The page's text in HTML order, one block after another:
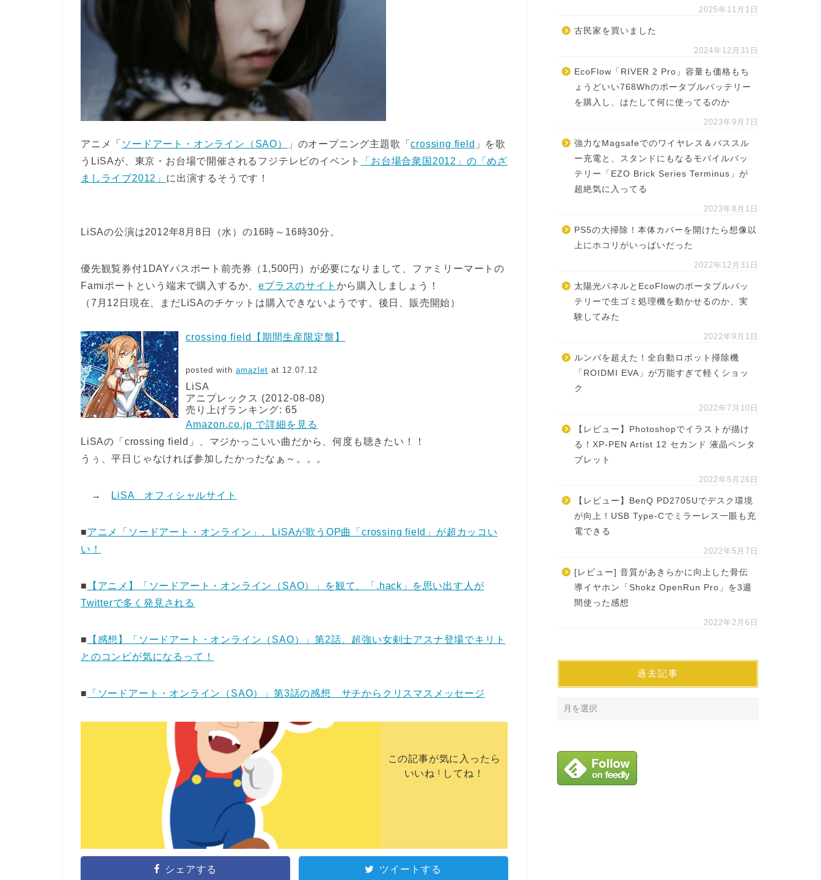
アニメ「 ソードアート・オンライン（SAO） 」のオープニング主題歌「crossing field 」を歌
うLiSAが、東京・お台場で開催されるフジテレビのイベント
「お台場合衆国2012」の「めざ
ましライブ2012」 に出演するそうです！
LiSAの公演は2012年8月8日（水）の16時～16時30分。
優先観覧券付1DAYパスポート前売券（1,500円）が必要になりまして、ファミリーマートの
Famiポートという端末で購入するか、eプラスのサイト から購入しましょう！
（7月12日現在、まだLiSAのチケットは購入できないようです。後日、販売開始）
crossing field【期間生産限定盤】
posted with amazlet at 12.07.12
LiSA
アニプレックス (2012-08-08)
売り上げランキング: 65
Amazon.co.jp で詳細を見る
LiSAの「crossing field」、マジかっこいい曲だから、何度も聴きたい！！
うぅ、平日じゃなければ参加したかったなぁ～。。。
→ LiSA オフィシャルサイト
■アニメ「ソードアート・オンライン」、LiSAが歌うOP曲「crossing field」が超カッコい
い！
■
【アニメ】「ソードアート・オンライン（SAO）」を観て、「.hack」を思い出す人が
Twitterで多く発見される
■
【感想】「ソードアート・オンライン（SAO）」第2話、超強い女剣士アスナ登場でキリト
とのコンビが気になるって！
■ 「ソードアート・オンライン（SAO）」第3話の感想 サチからクリスマスメッセージ
この記事が気に入ったら
いいね ! してね！
シェアする ツイートする
2025年11月1日
古民家を買いました
2024年12月31日
EcoFlow「RIVER 2 Pro」容量も価格もち
ょうどいい768Whのポータブルバッテリー
を購入し、はたして何に使ってるのか
2023年9月7日
強力なMagsafeでのワイヤレス＆パススル
ー充電と、スタンドにもなるモバイルバッ
テリー「EZO Brick Series Terminus」が
超絶気に入ってる
2023年8月1日
PS5の大掃除！本体カバーを開けたら想像以
上にホコリがいっぱいだった
2022年12月31日
太陽光パネルとEcoFlowのポータブルバッ
テリーで生ゴミ処理機を動かせるのか、実
験してみた
2022年9月1日
ルンバを超えた！全自動ロボット掃除機
「ROIDMI EVA」が万能すぎて軽くショッ
ク
2022年7月10日
【レビュー】Photoshopでイラストが描け
る！XP-PEN Artist 12 セカンド 液晶ペンタ
ブレット
2022年5月26日
【レビュー】BenQ PD2705Uでデスク環境
が向上！USB Type-Cでミラーレス一眼も充
電できる
2022年5月7日
[レビュー] 音質があきらかに向上した骨伝
導イヤホン「Shokz OpenRun Pro」を3週
間使った感想
2022年2月6日
過去記事